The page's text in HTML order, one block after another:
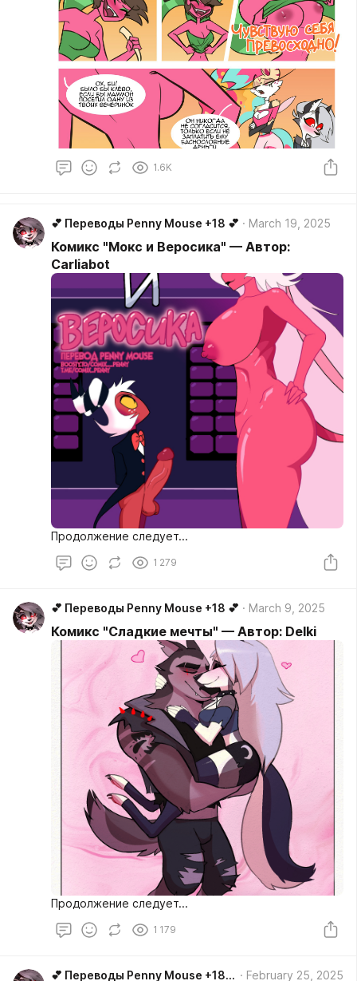
1.6K
💕 Переводы Penny Mouse +18 💕 March 19, 2025
Комикс "Мокс и Веросика" — Автор:
Carliabot
Продолжение следует...
1 279
💕 Переводы Penny Mouse +18 💕 March 9, 2025
Комикс "Сладкие мечты" — Автор: Delki
Продолжение следует...
1 179
💕 Переводы Penny Mouse +18 💕 February 25, 2025